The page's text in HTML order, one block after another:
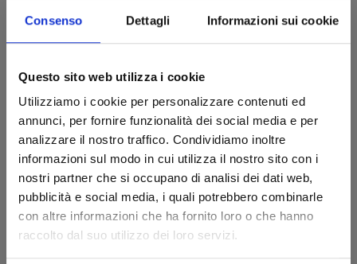
Consenso Dettagli Informazioni sui cookie
Questo sito web utilizza i cookie
Utilizziamo i cookie per personalizzare contenuti ed
annunci, per fornire funzionalità dei social media e per
analizzare il nostro traffico. Condividiamo inoltre
informazioni sul modo in cui utilizza il nostro sito con i
nostri partner che si occupano di analisi dei dati web,
pubblicità e social media, i quali potrebbero combinarle
con altre informazioni che ha fornito loro o che hanno
raccolto dal suo utilizzo dei loro servizi.
I PUFFI n. 1